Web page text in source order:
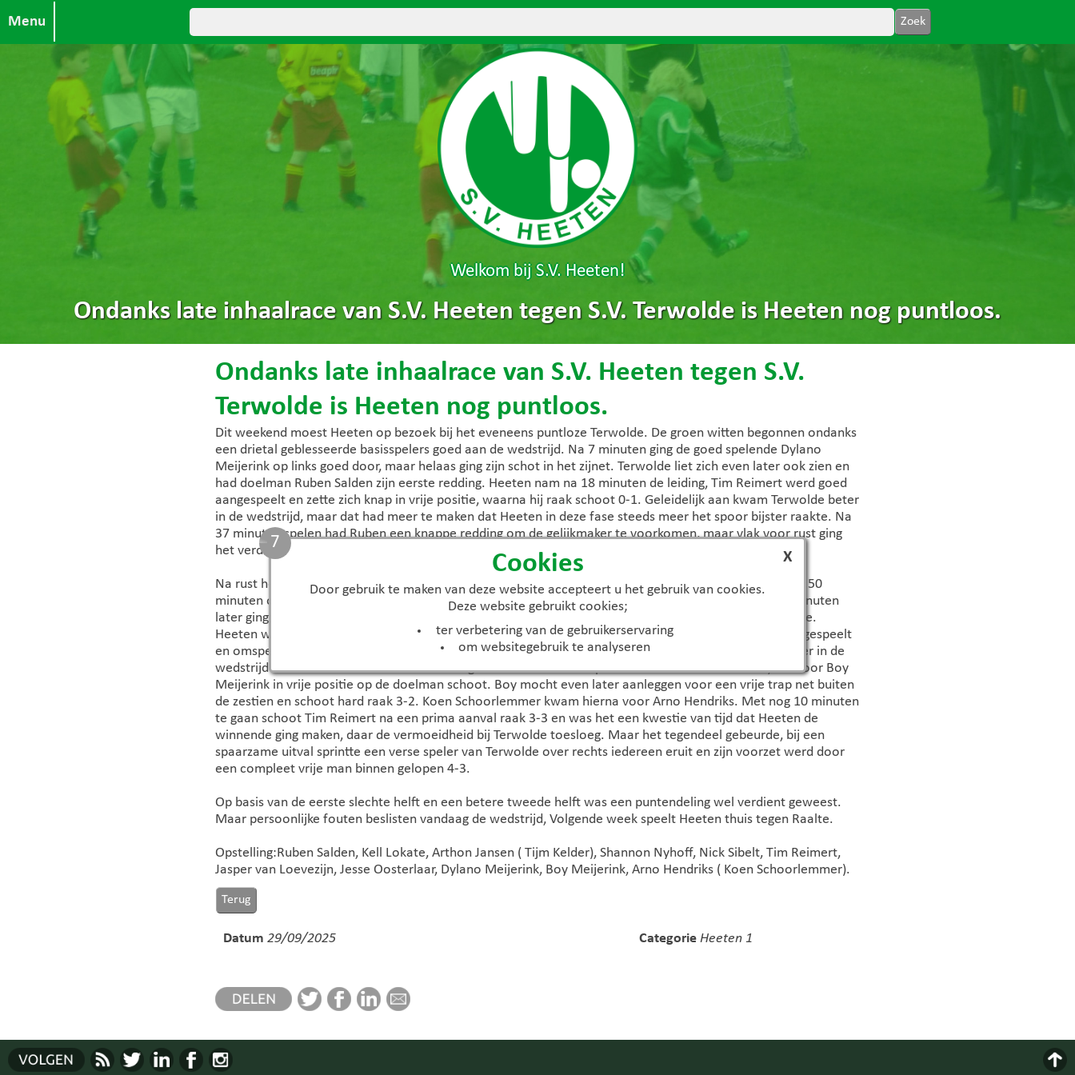
Cookies
Door gebruik te maken van deze website accepteert u het gebruik van cookies.
Deze website gebruikt cookies;
ter verbetering van de gebruikerservaring
om websitegebruik te analyseren
X
6
Menu
Welkom bij S.V. Heeten!
Ondanks late inhaalrace van S.V. Heeten tegen S.V. Terwolde is Heeten nog puntloos.
Ondanks late inhaalrace van S.V. Heeten tegen S.V.
Terwolde is Heeten nog puntloos.
Dit weekend moest Heeten op bezoek bij het eveneens puntloze Terwolde. De groen witten begonnen ondanks
een drietal geblesseerde basisspelers goed aan de wedstrijd. Na 7 minuten ging de goed spelende Dylano
Meijerink op links goed door, maar helaas ging zijn schot in het zijnet. Terwolde liet zich even later ook zien en
had doelman Ruben Salden zijn eerste redding. Heeten nam na 18 minuten de leiding, Tim Reimert werd goed
aangespeelt en zette zich knap in vrije positie, waarna hij raak schoot 0-1. Geleidelijk aan kwam Terwolde beter
in de wedstrijd, maar dat had meer te maken dat Heeten in deze fase steeds meer het spoor bijster raakte. Na
37 minuten spelen had Ruben een knappe redding om de gelijkmaker te voorkomen, maar vlak voor rust ging
het verdedigend opnieuw fout en werd de gelijkmaker alsnog binnengeschoten 1-1.
Na rust hetzelfde spelbeeld, Terwolde kon zich over de rechterkant naar hartelust uitleven en toen na 50
minuten opnieuw balverlies op het middenveld werd geleden, werd het na vrije doortocht 2-1. Drie minuten
later ging het opnieuw mis in de opbouw van achteruit en had Terwolde weer vrije baan en 3-1 scoorde.
Heeten wisselde hierna Arthon Jansen voor Tijm Kelder. Dezelfde Tijm werd na ruim een uur goed aangespeelt
en omspeelde de doelman, maar kon de bal net niet tussen de palen spelen. Heeten begon hierna beter in de
wedstrijd te komen en moest Terwolde terug. Na 65 minuten een prima voorzet van Kell Lokate, die door Boy
Meijerink in vrije positie op de doelman schoot. Boy mocht even later aanleggen voor een vrije trap net buiten
de zestien en schoot hard raak 3-2. Koen Schoorlemmer kwam hierna voor Arno Hendriks. Met nog 10 minuten
te gaan schoot Tim Reimert na een prima aanval raak 3-3 en was het een kwestie van tijd dat Heeten de
winnende ging maken, daar de vermoeidheid bij Terwolde toesloeg. Maar het tegendeel gebeurde, bij een
spaarzame uitval sprintte een verse speler van Terwolde over rechts iedereen eruit en zijn voorzet werd door
een compleet vrije man binnen gelopen 4-3.
Op basis van de eerste slechte helft en een betere tweede helft was een puntendeling wel verdient geweest.
Maar persoonlijke fouten beslisten vandaag de wedstrijd, Volgende week speelt Heeten thuis tegen Raalte.
Opstelling:Ruben Salden, Kell Lokate, Arthon Jansen ( Tijm Kelder), Shannon Nyhoff, Nick Sibelt, Tim Reimert,
Jasper van Loevezijn, Jesse Oosterlaar, Dylano Meijerink, Boy Meijerink, Arno Hendriks ( Koen Schoorlemmer).
Datum 29/09/2025 Categorie Heeten 1